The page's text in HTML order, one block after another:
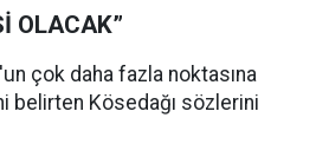
OLACAK”
çok daha fazla noktasına
belirten Kösedağı sözlerini